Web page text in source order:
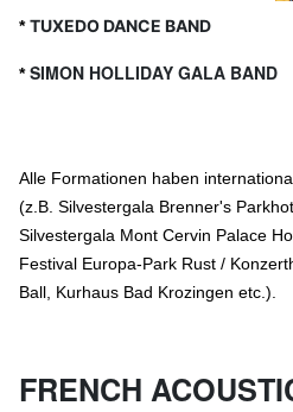
*TUXEDO DANCE BAND
*SIMON HOLLIDAY GALA BAND
Alle Formationen haben
(z.B. Silvestergala Brenner's
Silvestergala Mont Cervin Palace
Festival Europa-Park Rust /
Ball, Kurhaus Bad Krozingen etc.).
FRENCH